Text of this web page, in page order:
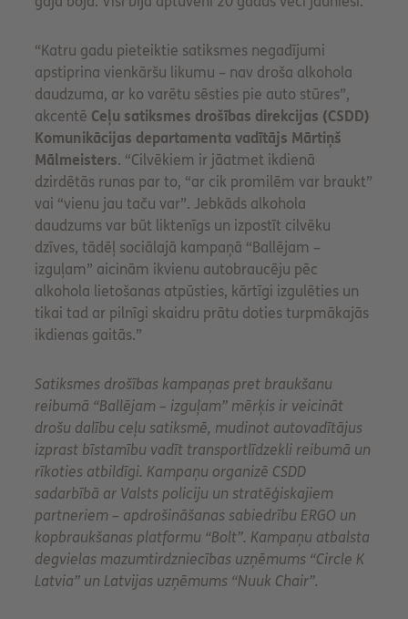
“Katru gadu pieteiktie satiksmes negadījumi
apstiprina vienkāršu likumu – nav droša alkohola
daudzuma, ar ko varētu sēsties pie auto stūres”,
akcentē Ceļu satiksmes drošības direkcijas (CSDD)
Komunikācijas departamenta vadītājs Mārtiņš
Mālmeisters. “Cilvēkiem ir jāatmet ikdienā
dzirdētās runas par to, “ar cik promilēm var braukt”
vai “vienu jau taču var”. Jebkāds alkohola
daudzums var būt liktenīgs un izpostīt cilvēku
dzīves, tādēļ sociālajā kampaņā “Ballējam –
izguļam” aicinām ikvienu autobraucēju pēc
alkohola lietošanas atpūsties, kārtīgi izgulēties un
tikai tad ar pilnīgi skaidru prātu doties turpmākajās
ikdienas gaitās.”
Satiksmes drošības kampaņas pret braukšanu
reibumā “Ballējam – izguļam” mērķis ir veicināt
drošu dalību ceļu satiksmē, mudinot autovadītājus
izprast bīstamību vadīt transportlīdzekli reibumā un
rīkoties atbildīgi. Kampaņu organizē CSDD
sadarbībā ar Valsts policiju un stratēģiskajiem
partneriem – apdrošināšanas sabiedrību ERGO un
kopbraukšanas platformu “Bolt”. Kampaņu atbalsta
degvielas mazumtirdzniecības uzņēmums “Circle K
Latvia” un Latvijas uzņēmums “Nuuk Chair”.